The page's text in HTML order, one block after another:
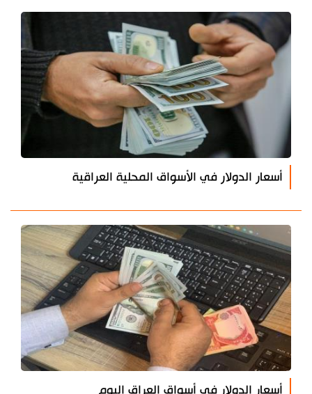
أسعار الدولار في الأسواق المحلية العراقية
أسعار الدولار في أسواق العراق اليوم